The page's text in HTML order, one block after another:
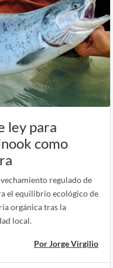
ley para
como
regulado de
el equilibrio ecológico de
orgánica tras la
local.
Por Jorge Virgilio